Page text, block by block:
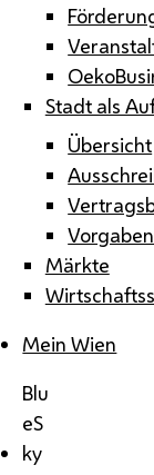
Stadt als
Übersicht
Märkte
Mein Wien
Blu
eS
ky